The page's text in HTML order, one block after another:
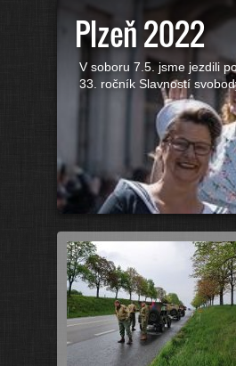
Plzeň 2022
V soboru 7.5. jsme jezdili
33. ročník Slavností